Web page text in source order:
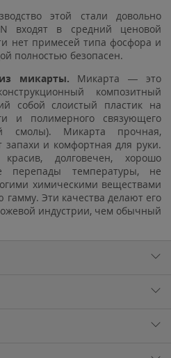
этой стали довольно
входят в средний ценовой
нет примесей типа фосфора и
полностью безопасен.
микарты. Микарта — это
композитный
собой слоистый пластик на
и полимерного связующего
смолы). Микарта прочная,
запахи и комфортная для руки.
долговечен, хорошо
перепады температуры, не
химическими веществами
Эти качества делают его
индустрии, чем обычный